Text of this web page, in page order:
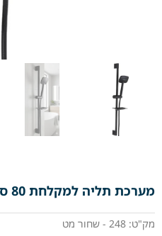
מערכת תליה למקלחת 80 ס"מ שחור מט מק"ט 248
מק"ט: 248 - שחור מט